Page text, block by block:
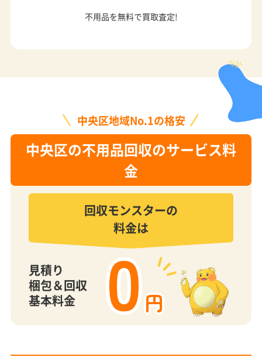
不用品を無料で買取査定!
中央区地域No.1の格安
中央区の不用品回収のサービス料
金
回収モンスターの
料金は
見積り
梱包＆回収
基本料金
0円